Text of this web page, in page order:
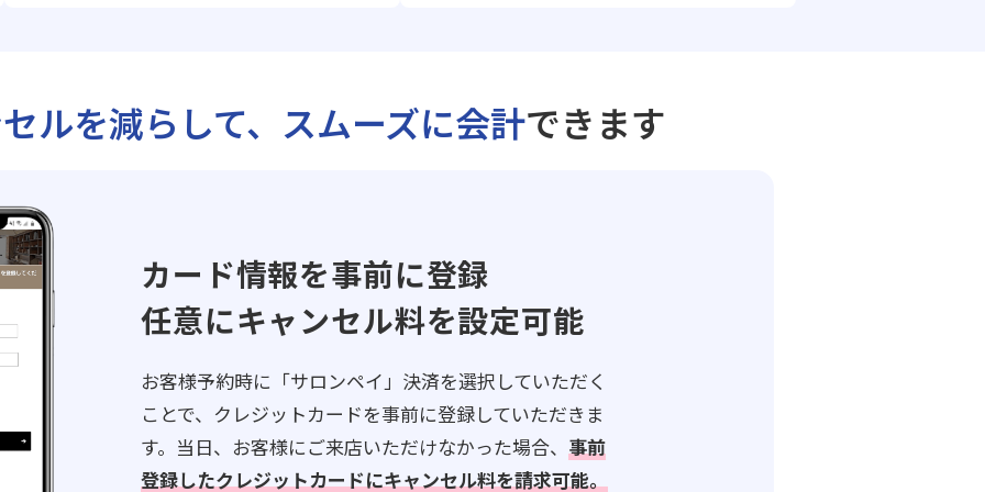
ルを減らして、スムーズに会計できます
カード情報を事前に登録
任意にキャンセル料を設定可能
お客様予約時に「サロンペイ」決済を選択していただく
ことで、クレジットカードを事前に登録していただきま
す。当日、お客様にご来店いただけなかった場合、 事前
登録したクレジットカードにキャンセル料を請求可能。